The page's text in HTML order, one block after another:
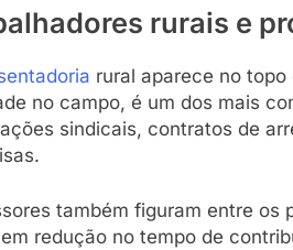
rurais e
rural aparece no
no campo, é um dos mais
sindicais, contratos de
também figuram entre os
redução no tempo de